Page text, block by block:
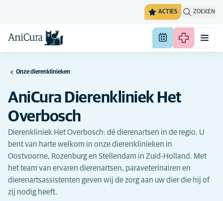
ACTIES ZOEKEN
Onze dierenklinieken
AniCura Dierenkliniek Het
Overbosch
Dierenkliniek Het Overbosch: dé dierenartsen in de regio. U
bent van harte welkom in onze dierenklinieken in
Oostvoorne, Rozenburg en Stellendam in Zuid-Holland. Met
het team van ervaren dierenartsen, paraveterinairen en
dierenartsassistenten geven wij de zorg aan uw dier die hij of
zij nodig heeft.